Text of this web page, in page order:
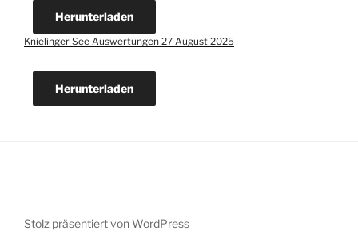
Herunterladen
Knielinger See Auswertungen 27 August 2025
Herunterladen
Stolz präsentiert von WordPress